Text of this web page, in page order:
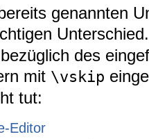
genannten
des
mit \vskip
tut:
Editor